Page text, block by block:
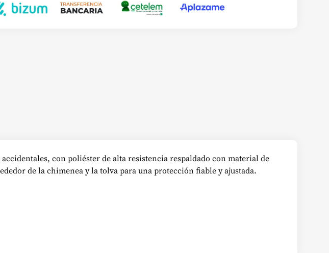
con poliéster de alta resistencia respaldado con material de
de la chimenea y la tolva para una protección fiable y ajustada.